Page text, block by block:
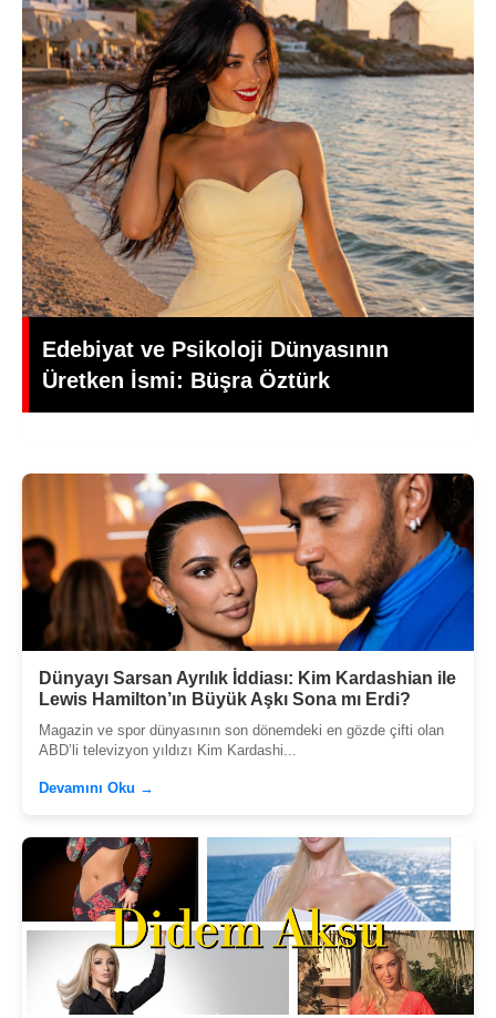
Yeşilçam’da Yas: Kadir İnanır Hayatını
Kaybetti, Yönetmen Mehmet Ali
Gündoğdu’dan Duygusal Veda
Dünyayı Sarsan Ayrılık İddiası: Kim Kardashian ile
Lewis Hamilton’ın Büyük Aşkı Sona mı Erdi?
Magazin ve spor dünyasının son dönemdeki en gözde çifti olan
ABD’li televizyon yıldızı Kim Kardashi...
Devamını Oku →